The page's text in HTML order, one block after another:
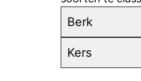
Berk
Kers